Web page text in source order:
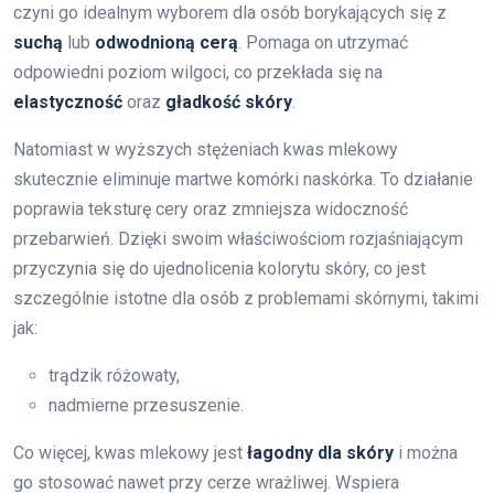
czyni go idealnym wyborem dla osób borykających się z
suchą lub odwodnioną cerą. Pomaga on utrzymać
odpowiedni poziom wilgoci, co przekłada się na
elastyczność oraz gładkość skóry.
Natomiast w wyższych stężeniach kwas mlekowy
skutecznie eliminuje martwe komórki naskórka. To działanie
poprawia teksturę cery oraz zmniejsza widoczność
przebarwień. Dzięki swoim właściwościom rozjaśniającym
przyczynia się do ujednolicenia kolorytu skóry, co jest
szczególnie istotne dla osób z problemami skórnymi, takimi
jak:
trądzik różowaty,
nadmierne przesuszenie.
Co więcej, kwas mlekowy jest łagodny dla skóry i można
go stosować nawet przy cerze wrażliwej. Wspiera